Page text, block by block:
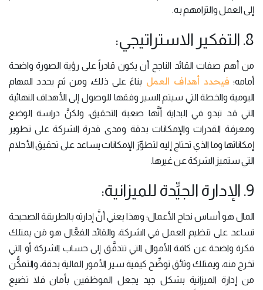
إلى العمل والتزامهم به.
8. التفكير الاستراتيجي:
من أهم صفات القائد الناجح أن يكون قادراً على رؤية الصورة واضحة
أمامه؛ فيحدد أهداف العمل بناءً على ذلك، ومن ثم يحدد المهام
اليومية والخطة التي سيتم السير وفقها للوصول إلى الأهداف النهائية
التي قد تبدو في البداية أنَّها صعبة التحقيق، ولكنَّ دراسة الوضع
ومعرفة القدرات والإمكانات بدقة ومدى قدرة الشركة على تطوير
إمكاناتها وما الذي تحتاج إليه لتطوِّرَ الإمكانات يساعد على تحقيق الأحلام
التي ستميز الشركة عن غيرها.
9. الإدارة الجيِّدة للميزانية:
المال هو أساس نجاح الأعمال؛ وهذا يعني أنَّ إدارته بالطريقة الصحيحة
تساعد على تنظيم العمل في الشركة، والقائد الفعَّال هو مَن يمتلك
فكرة واضحة عن كافة الأموال التي تتدفَّق إلى حساب الشركة أو التي
تخرج منه، ويمتلك وثائق توضِّح كيفية سير الأمور المالية بدقة، والتمكُّن
من إدارة الميزانية بشكل جيد يجعل الموظفين بأمان فلا تضيع